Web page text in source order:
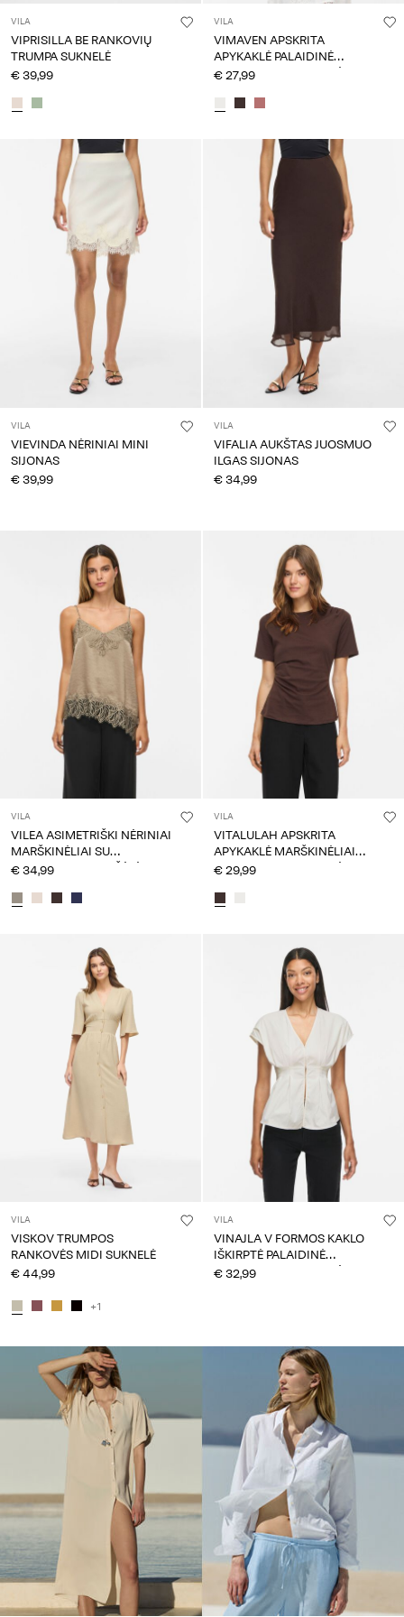
VILA
VIPRISILLA BE RANKOVIŲ
TRUMPA SUKNELĖ
€ 39,99
VILA
VIMAVEN APSKRITA
APYKAKLĖ PALAIDINĖ
TRUMPOMIS RANKOVĖMIS
€ 27,99
VILA
VIEVINDA NĖRINIAI MINI
SIJONAS
€ 39,99
VILA
VIFALIA AUKŠTAS JUOSMUO
ILGAS SIJONAS
€ 34,99
VILA
VILEA ASIMETRIŠKI NĖRINIAI
MARŠKINĖLIAI SU
SIAUROMIS PETNEŠĖLĖMIS
€ 34,99
VILA
VITALULAH APSKRITA
APYKAKLĖ MARŠKINĖLIAI
TRUMPOMIS RANKOVĖMIS
€ 29,99
VILA
VISKOV TRUMPOS
RANKOVĖS MIDI SUKNELĖ
€ 44,99
+1
CE_spot03_IMAGE_linked_wk20_15-05-26_silhouttes
VILA
VINAJLA V FORMOS KAKLO
IŠKIRPTĖ PALAIDINĖ
TRUMPOMIS RANKOVĖMIS
€ 32,99